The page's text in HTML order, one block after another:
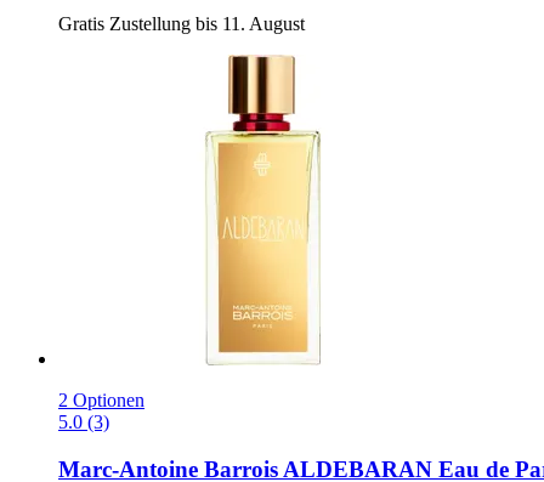
Gratis Zustellung bis 11. August
2 Optionen
5.0 (3)
Marc-Antoine Barrois ALDEBARAN Eau de